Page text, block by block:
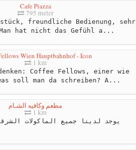
Cafe Piazza
795 meter
freundliche Bedienung, sehr
hat nicht das Gefühl a...
Wien Hauptbahnhof - Icon
1 km
Coffee Fellows, einer wie
soll man da schreiben? A...
مطعم وكافيه الشـام
1 km
يوجد لدينا جميع الماكولات